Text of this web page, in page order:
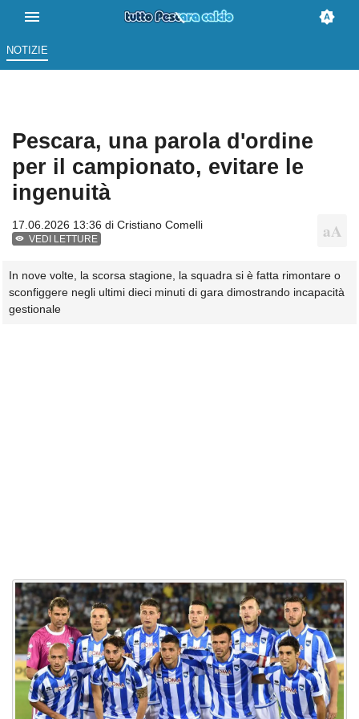
NOTIZIE
Pescara, una parola d'ordine
per il campionato, evitare le
ingenuità
17.06.2026 13:36 di Cristiano Comelli
VEDI LETTURE
In nove volte, la scorsa stagione, la squadra si è fatta rimontare o
sconfiggere negli ultimi dieci minuti di gara dimostrando incapacità
gestionale